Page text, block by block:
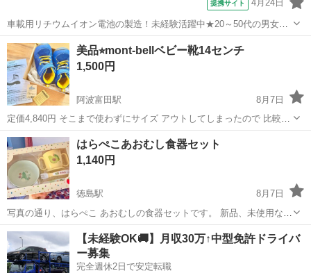
提携サイト 4月24日
車載用リチウムイオン電池の製造！未経験活躍中★20～50代の男女活
躍中！寮費無料★備品付き1R寮完備！自宅からマイカー通勤OK！無料
駐車場完備◎正社員登用制度あり！《徳島県板野郡松茂町》 人気の工
場のお仕事 ◇車載用リチウ...
徳島 その他
美品⭐︎mont-bellベビー靴14センチ
1,500円
阿波富田駅
8月7日
定価4,840円 そこまで使わずにサイズ アウトしてしまったので 比較的
綺麗ですが、完璧を 求める方はご遠慮ください。 箱や説明書もお付け
します♩
徳島 徳島市 阿波富田駅 キッズ用品 mont bell
はらぺこあおむし食器セット
1,140円
徳島駅
8月7日
写真の通り、はらぺこ あおむしの食器セットです。 新品、未使用なの
で ノークレームノーリターンです。 綺麗状態です♩
徳島 徳島市 徳島駅 ベビー用品 食器セット
【未経験OK🚚】月収30万↑中型免許ドライバ
ー募集
完全週休2日で安定転職